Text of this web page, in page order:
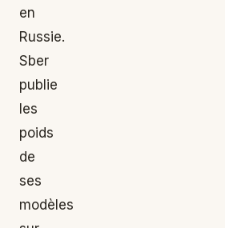
en
Russie.
Sber
publie
les
poids
de
ses
modèles